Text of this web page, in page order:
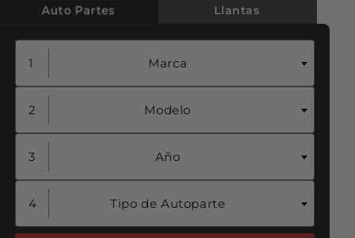
Auto Partes Llantas
Marca
Modelo
Año
Tipo de Autoparte